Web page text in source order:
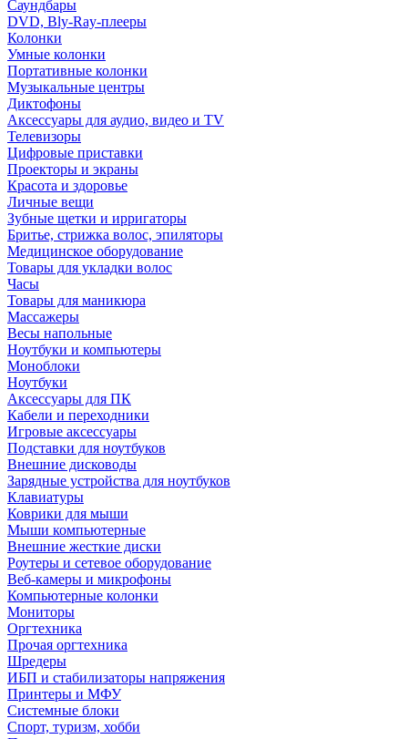
Саундбары
DVD, Bly-Ray-плееры
Колонки
Умные колонки
Портативные колонки
Музыкальные центры
Диктофоны
Аксессуары для аудио, видео и TV
Телевизоры
Цифровые приставки
Проекторы и экраны
Красота и здоровье
Личные вещи
Зубные щетки и ирригаторы
Бритье, стрижка волос, эпиляторы
Медицинское оборудование
Товары для укладки волос
Часы
Товары для маникюра
Массажеры
Весы напольные
Ноутбуки и компьютеры
Моноблоки
Ноутбуки
Аксессуары для ПК
Кабели и переходники
Игровые аксессуары
Подставки для ноутбуков
Внешние дисководы
Зарядные устройства для ноутбуков
Клавиатуры
Коврики для мыши
Мыши компьютерные
Внешние жесткие диски
Роутеры и сетевое оборудование
Веб-камеры и микрофоны
Компьютерные колонки
Мониторы
Оргтехника
Прочая оргтехника
Шредеры
ИБП и стабилизаторы напряжения
Принтеры и МФУ
Системные блоки
Спорт, туризм, хобби